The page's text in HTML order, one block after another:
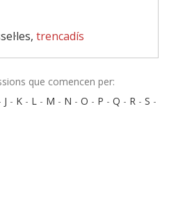
trencadís
que comencen per:
J - K - L - M - N - O - P - Q - R - S -